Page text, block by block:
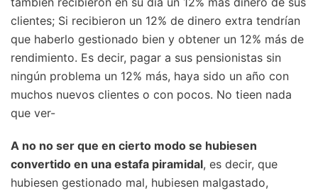
clientes; Si recibieron un 12% de dinero extra tendrían
que haberlo gestionado bien y obtener un 12% más de
rendimiento. Es decir, pagar a sus pensionistas sin
ningún problema un 12% más, haya sido un año con
muchos nuevos clientes o con pocos. No tieen nada
que ver-
A no no ser que en cierto modo se hubiesen
convertido en una estafa piramidal, es decir, que
hubiesen gestionado mal, hubiesen malgastado,